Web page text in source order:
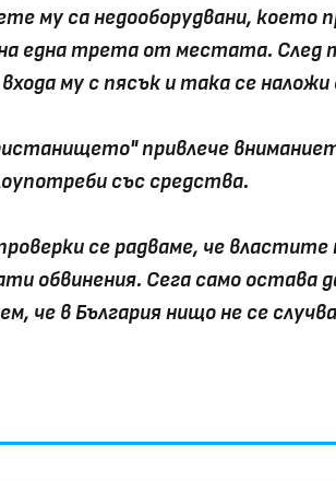
му са недооборудвани, което
една трета от местата. След
му с пясък и така се
привлече
със средства.
се радваме, че властите
обвинения. Сега само остава
че в България нищо не се